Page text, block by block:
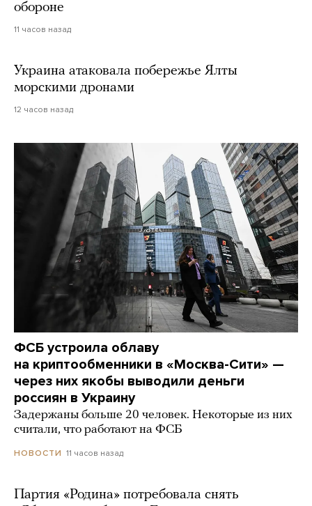
обороне
11 часов назад
Украина атаковала побережье Ялты
морскими дронами
12 часов назад
ФСБ устроила облаву
на криптообменники в «Москва-Сити» —
через них якобы выводили деньги
россиян в Украину
Задержаны больше 20 человек. Некоторые из них
считали, что работают на ФСБ
НОВОСТИ 11 часов назад
Партия «Родина» потребовала снять